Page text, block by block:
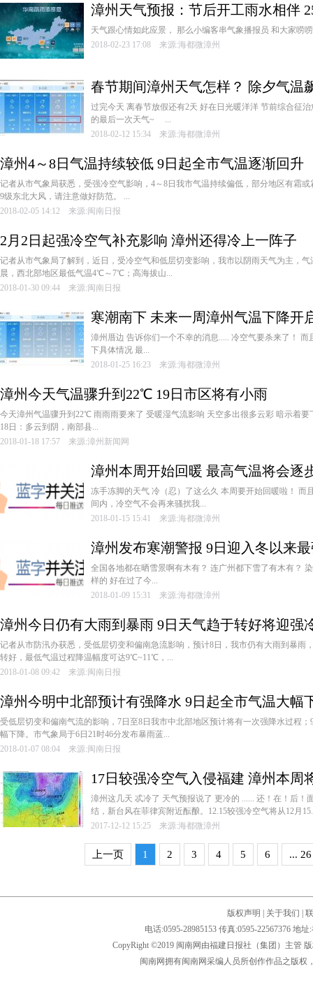
漳州天气预报：节后开工雨水相伴
天气跟心情如此应景， ­那么小编客串气象播报员 ­和大家唠
2018-02-23 17:08 来源:海都微漳州
春节期间漳州天气怎样？ 除夕气温
过完今天 ­离春节放假还有2天 ­好在日光暖洋洋 ­节前综合征
的最后一次天气~ ­ ...
2018-02-12 15:34 来源:海都微漳州
漳州4～8日气温持续较低 9日起全市气温逐渐回升
记者从市气象局获悉，受强冷空气影响，4～8日我市气温持续偏低，部分地区有霜
9级东北大风，请注意做好防范。 ­...
2018-02-05 14:12 来源:闽南日报
2月2日起强冷空气补充影响 漳州还得冷上一阵子
记者从市气象局了解到，近日，受冷空气和低层切变影响，我市以阴雨天气为主，
晨，西北部地区最低气温4℃～7℃；高海拔山...
2018-01-30 09:44 来源:闽南日报
寒潮南下 未来一周漳州气温下降开
漳州厝边 ­告诉你们一个不幸的消息..... ­冷空气要杀来了！
下具体情况 ­最...
2018-01-25 16:23 来源:海都微漳州
漳州今天气温骤升到22℃ 19日市区将有小雨
今天漳州气温骤升到22℃ 雨雨雨要来了 受暖湿气流影响 天空多出很多云彩 暗示着
18日：多云到阴，南部县...
2018-01-18 17:57 来源:漳州新闻网
漳州本周开始回暖 最高气温将会逐
冻手冻脚的天气 ­冷（忍）了这么久 ­本周要开始回暖啦！ ­而
间内，冷空气不会再来骚扰我...
2018-01-15 15:41 来源:海都微漳州
漳州发布寒潮警报 9日迎入冬以来
全国各地都在晒雪景啊有木有？ ­连广州都下雪了有木有？
样的 ­好在过了今...
2018-01-09 15:31 来源:海都微漳州
漳州今日仍有大雨到暴雨 9日天气趋于转好将迎强
记者从市防汛办获悉，受低层切变和偏南急流影响，预计8日，我市仍有大雨到暴雨
转好，最低气温过程降温幅度可达9℃~11℃，...
2018-01-08 09:42 来源:闽南日报
漳州今明中北部预计有强降水 9日起全市气温大幅
受低层切变和偏南气流的影响，7日至8日我市中北部地区预计将有一次强降水过程
幅下降。市气象局于6日21时46分发布暴雨蓝...
2018-01-07 08:04 来源:闽南日报
17日较强冷空气入侵福建 漳州本周
漳州这几天 忒冷了 天气预报说了 更冷的 ...... 还！在！后！
结，新台风在菲律宾附近酝酿。12.15较强冷空气将从12月
2017-12-12 15:25 来源:海都微漳州
上一页 1 2 3 4 5 6 ... 26
版权声明 关于我们
电话:0595-28985153 传真:0595-22567376 地
CopyRight ©2019 闽南网由福建日报社（集团）主管
闽南网拥有闽南网采编人员所创作作品之版